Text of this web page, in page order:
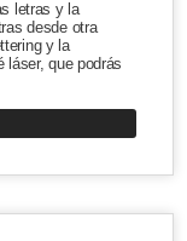
letras y la
desde otra
y la
láser, que podrás